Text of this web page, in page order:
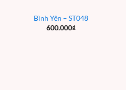
Bình Yên – ST048
600.000₫